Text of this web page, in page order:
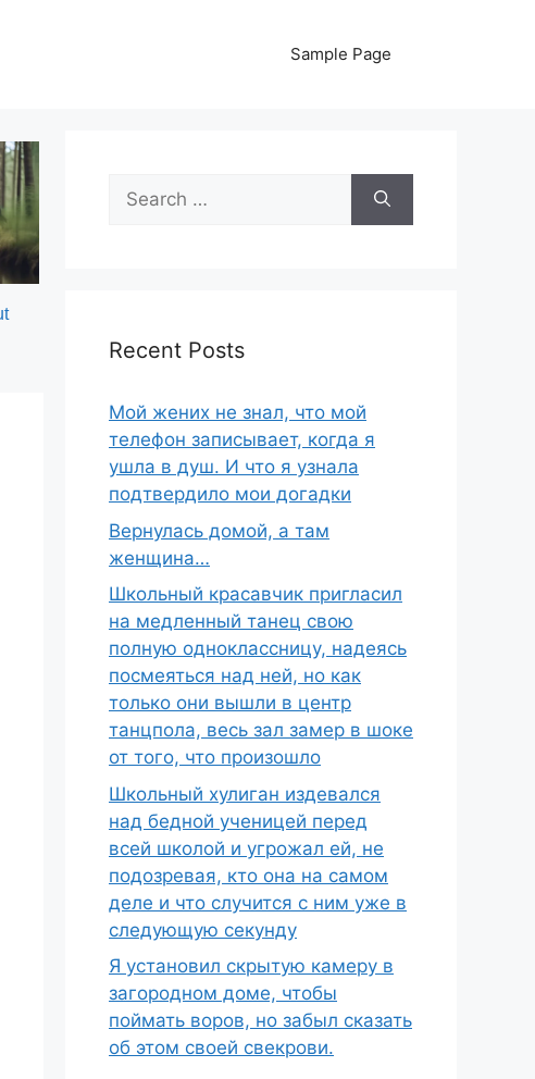
Sample Page
Search
for:
Recent Posts
Мой жених не знал, что мой
телефон записывает, когда я
ушла в душ. И что я узнала
подтвердило мои догадки
Вернулась домой, а там
женщина…
Школьный красавчик пригласил
на медленный танец свою
полную одноклассницу, надеясь
посмеяться над ней, но как
только они вышли в центр
танцпола, весь зал замер в шоке
от того, что произошло
Школьный хулиган издевался
над бедной ученицей перед
всей школой и угрожал ей, не
подозревая, кто она на самом
деле и что случится с ним уже в
следующую секунду
Я установил скрытую камеру в
загородном доме, чтобы
поймать воров, но забыл сказать
об этом своей свекрови.